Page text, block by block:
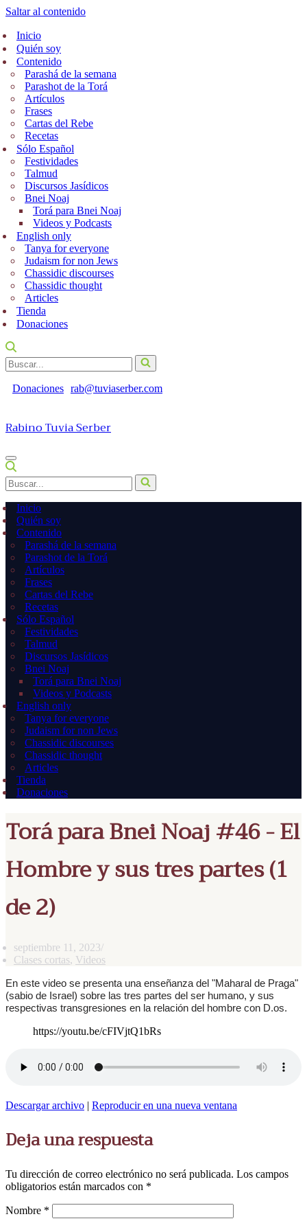
Saltar al contenido
Inicio
Quién soy
Contenido
Parashá de la semana
Parashot de la Torá
Artículos
Frases
Cartas del Rebe
Recetas
Sólo Español
Festividades
Talmud
Discursos Jasídicos
Bnei Noaj
Torá para Bnei Noaj
Videos y Podcasts
English only
Tanya for everyone
Judaism for non Jews
Chassidic discourses
Chassidic thought
Articles
Tienda
Donaciones
Buscar...
Donaciones rab@tuviaserber.com
Rabino Tuvia Serber
Menú
de
navegación
Buscar...
Inicio
Quién soy
Contenido
Parashá de la semana
Parashot de la Torá
Artículos
Frases
Cartas del Rebe
Recetas
Sólo Español
Festividades
Talmud
Discursos Jasídicos
Bnei Noaj
Torá para Bnei Noaj
Videos y Podcasts
English only
Tanya for everyone
Judaism for non Jews
Chassidic discourses
Chassidic thought
Articles
Tienda
Donaciones
Torá para Bnei Noaj #46 - El
Hombre y sus tres partes (1
de 2)
septiembre 11, 2023
Clases cortas, Videos
En este video se presenta una enseñanza del "Maharal de Praga"
(sabio de Israel) sobre las tres partes del ser humano, y sus
respectivas transgresiones en la relación del hombre con D.os.
https://youtu.be/cFIVjtQ1bRs
Descargar archivo | Reproducir en una nueva ventana
Deja una respuesta
Tu dirección de correo electrónico no será publicada. Los campos
obligatorios están marcados con *
Nombre *